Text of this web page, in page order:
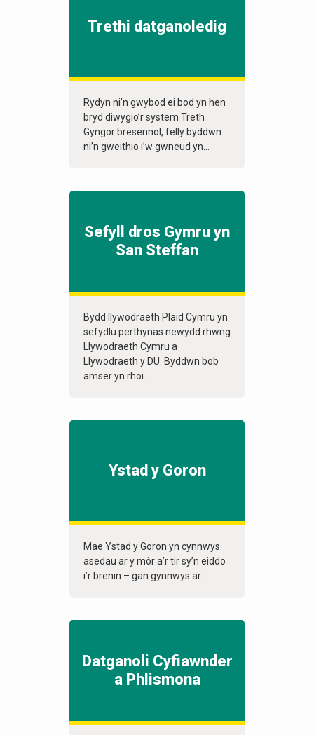
Trethi datganoledig
Rydyn ni’n gwybod ei bod yn hen
bryd diwygio’r system Treth
Gyngor bresennol, felly byddwn
ni’n gweithio i’w gwneud yn...
Sefyll dros Gymru yn
San Steffan
Bydd llywodraeth Plaid Cymru yn
sefydlu perthynas newydd rhwng
Llywodraeth Cymru a
Llywodraeth y DU. Byddwn bob
amser yn rhoi...
Ystad y Goron
Mae Ystad y Goron yn cynnwys
asedau ar y môr a’r tir sy’n eiddo
i’r brenin – gan gynnwys ar...
Datganoli Cyfiawnder
a Phlismona